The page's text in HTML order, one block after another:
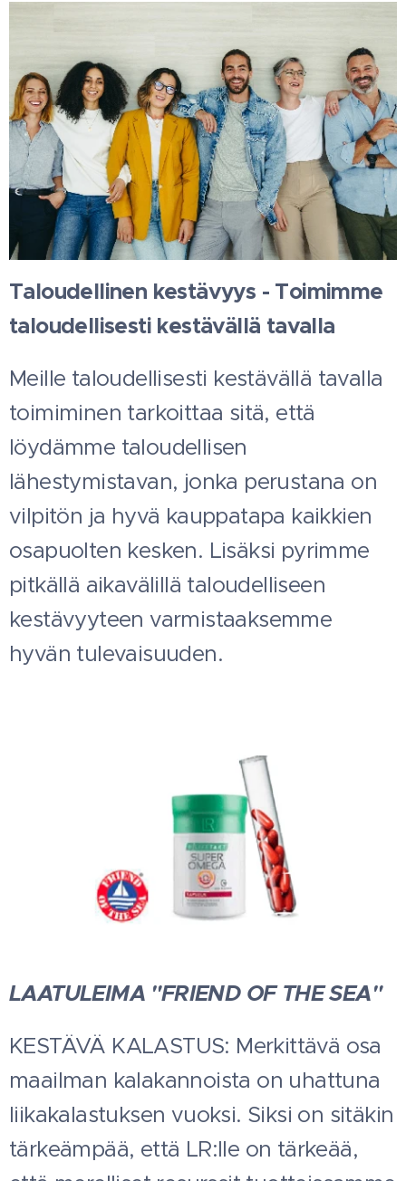
Taloudellinen kestävyys - Toimimme
taloudellisesti kestävällä tavalla
Meille taloudellisesti kestävällä tavalla
toimiminen tarkoittaa sitä, että
löydämme taloudellisen
lähestymistavan, jonka perustana on
vilpitön ja hyvä kauppatapa kaikkien
osapuolten kesken. Lisäksi pyrimme
pitkällä aikavälillä taloudelliseen
kestävyyteen varmistaaksemme
hyvän tulevaisuuden.
LAATULEIMA "FRIEND OF THE SEA"
KESTÄVÄ KALASTUS: Merkittävä osa
maailman kalakannoista on uhattuna
liikakalastuksen vuoksi. Siksi on sitäkin
tärkeämpää, että LR:lle on tärkeää,